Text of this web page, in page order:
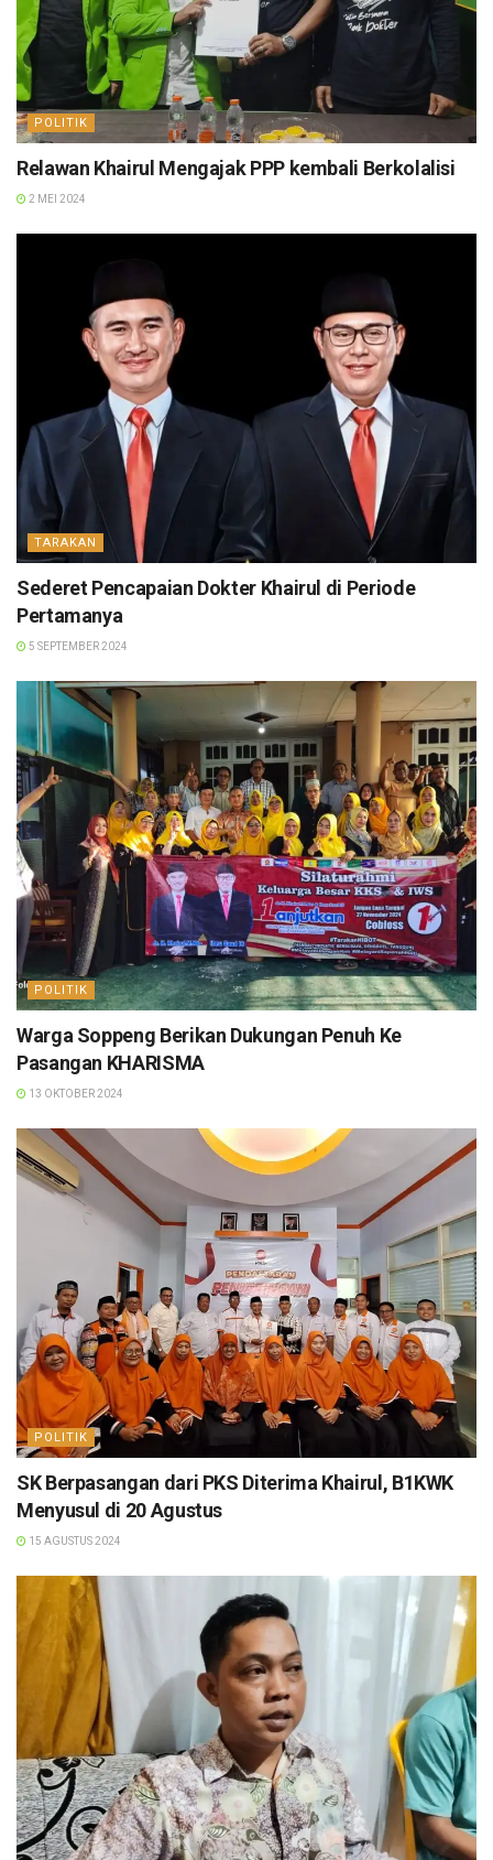
POLITIK
Relawan Khairul Mengajak PPP kembali Berkolalisi
2 MEI 2024
TARAKAN
Sederet Pencapaian Dokter Khairul di Periode
Pertamanya
5 SEPTEMBER 2024
POLITIK
Warga Soppeng Berikan Dukungan Penuh Ke
Pasangan KHARISMA
13 OKTOBER 2024
POLITIK
SK Berpasangan dari PKS Diterima Khairul, B1KWK
Menyusul di 20 Agustus
15 AGUSTUS 2024